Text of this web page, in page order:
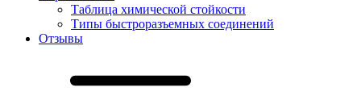
Таблица химической стойкости
Типы быстроразъемных соединений
Отзывы